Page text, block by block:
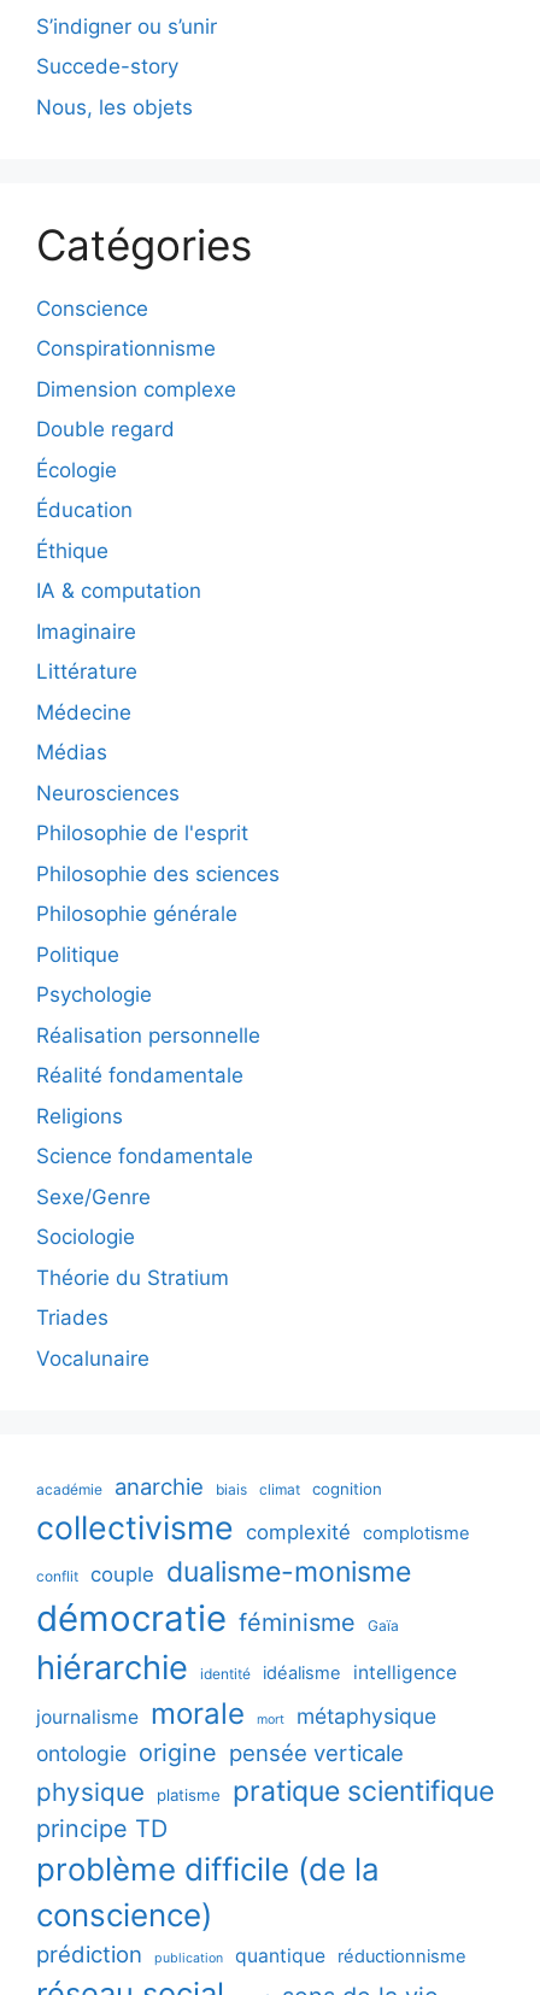
S’indigner ou s’unir
Succede-story
Nous, les objets
Catégories
Conscience
Conspirationnisme
Dimension complexe
Double regard
Écologie
Éducation
Éthique
IA & computation
Imaginaire
Littérature
Médecine
Médias
Neurosciences
Philosophie de l'esprit
Philosophie des sciences
Philosophie générale
Politique
Psychologie
Réalisation personnelle
Réalité fondamentale
Religions
Science fondamentale
Sexe/Genre
Sociologie
Théorie du Stratium
Triades
Vocalunaire
académie anarchie biais climat cognition
collectivisme complexité complotisme
conflit couple dualisme-monisme
démocratie féminisme Gaïa
hiérarchie identité idéalisme
intelligence
journalisme morale mort
métaphysique
ontologie origine pensée verticale
physique platisme pratique scientifique
principe TD
problème difficile (de la
conscience)
prédiction publication quantique réductionnisme